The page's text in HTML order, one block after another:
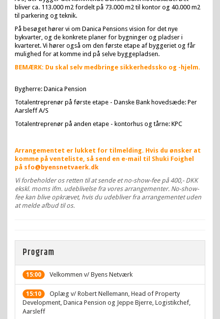
bliver ca. 113.000 m2 fordelt på 73.000 m2 til kontor og 40.000 m2
til parkering og teknik.
På besøget hører vi om Danica Pensions vision for det nye
bykvarter, og de konkrete planer for bygninger og pladser i
kvarteret. Vi hører også om den første etape af byggeriet og får
mulighed for at komme ind på selve byggepladsen.
BEMÆRK: Du skal selv medbringe sikkerhedssko og -hjelm.
Bygherre: Danica Pension
Totalentreprenør på første etape - Danske Bank hovedsæde: Per
Aarsleff A/S
Totalentreprenør på anden etape - kontorhus og tårne: KPC
Arrangementet er lukket for tilmelding. Hvis du ønsker at
komme på venteliste, så send en e-mail til Shuki Foighel
på sfo@byensnetvaerk.dk
Vi forbeholder os retten til at sende et no-show-fee på 400,- DKK
ekskl. moms ifm. udeblivelse fra vores arrangementer. No-show-
fee kan blive opkrævet, hvis du udebliver fra arrangementet uden
at melde afbud til os.
Program
15:00 Velkommen v/ Byens Netværk
15:10
Oplæg v/ Robert Nellemann, Head of Property
Development, Danica Pension og Jeppe Bjerre, Logistikchef,
Aarsleff